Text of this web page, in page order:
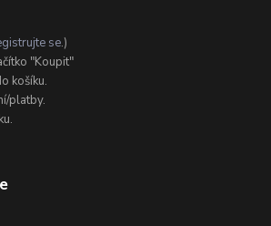
se.)
"Koupit"
košíku.
platby.